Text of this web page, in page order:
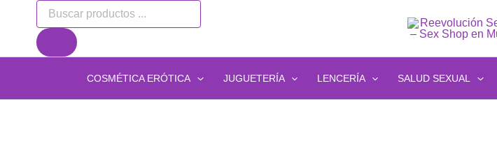
contenido
Búsqueda
productos
COSMÉTICA ERÓTICA JUGUETERÍA LENCERÍA SALUD SEXUAL